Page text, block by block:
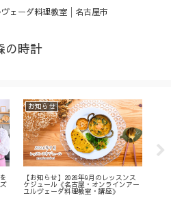
ェーダ料理教室│名古屋市
の時計
お知らせ
【お知らせ】2026年9月のレッスンス
ケジュール《名古屋・オンラインアー
ユルヴェーダ料理教室・講座》